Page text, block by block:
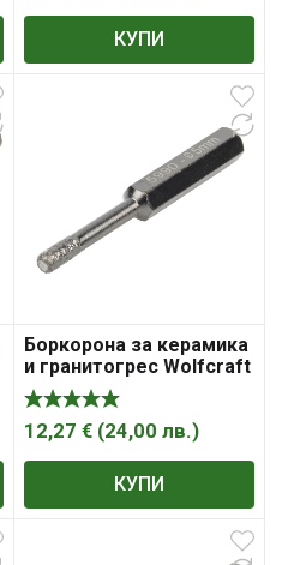
КУПИ
Боркорона за керамика
и гранитогрес Wolfcraft
с диамантена посипка с
6-стенна опашка 5х40
мм
12,27 € (24,00 лв.)
КУПИ